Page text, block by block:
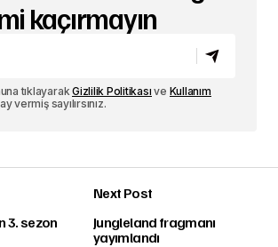
kaçırmayın
tıklayarakGizlilik Politikası ve Kullanım
vermiş sayılırsınız.
3. sezon
Next Post
Jungleland fragmanı
yayımlandı